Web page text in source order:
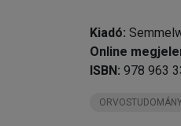
Kiadó:
Online
ISBN: 978 963